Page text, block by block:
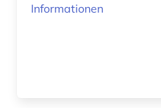
finanzwirtschaft (3)
Informationen